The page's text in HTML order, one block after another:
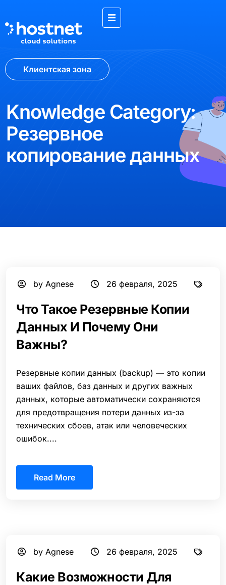
Клиентская зона
Knowledge Category:
Резервное
копирование данных
by Agnese 26 февраля, 2025
Что Такое Резервные Копии
Данных И Почему Они
Важны?
Резервные копии данных (backup) — это копии
ваших файлов, баз данных и других важных
данных, которые автоматически сохраняются
для предотвращения потери данных из-за
технических сбоев, атак или человеческих
ошибок....
Read More
by Agnese 26 февраля, 2025
Какие Возможности Для